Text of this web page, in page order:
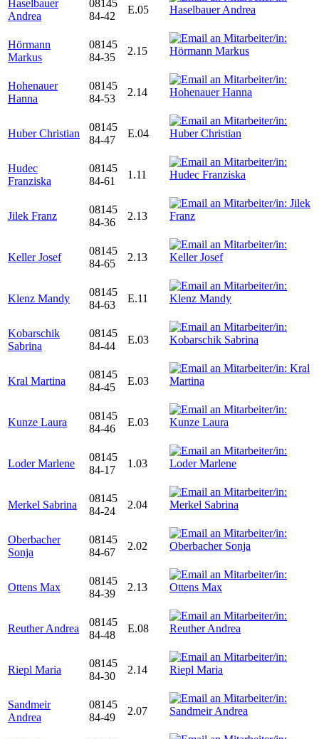
Haselbauer
Andrea
08145
84-42
E.05
Hörmann
Markus
08145
84-35
2.15
Hohenauer
Hanna
08145
84-53
2.14
Huber Christian
08145
84-47
E.04
Hudec
Franziska
08145
84-61
1.11
Jilek Franz
08145
84-36
2.13
Keller Josef
08145
84-65
2.13
Klenz Mandy
08145
84-63
E.11
Kobarschik
Sabrina
08145
84-44
E.03
Kral Martina
08145
84-45
E.03
Kunze Laura
08145
84-46
E.03
Loder Marlene
08145
84-17
1.03
Merkel Sabrina
08145
84-24
2.04
Oberbacher
Sonja
08145
84-67
2.02
Ottens Max
08145
84-39
2.13
Reuther Andrea
08145
84-48
E.08
Riepl Maria
08145
84-30
2.14
Sandmeir
Andrea
08145
84-49
2.07